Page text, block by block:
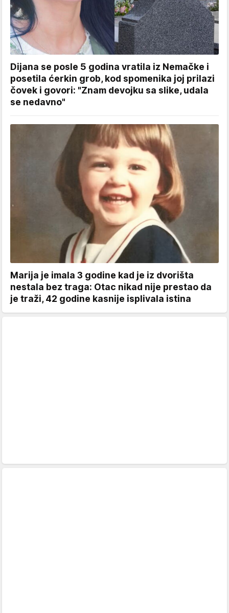
Dijana se posle 5 godina vratila iz Nemačke i
posetila ćerkin grob, kod spomenika joj prilazi
čovek i govori: "Znam devojku sa slike, udala
se nedavno"
Marija je imala 3 godine kad je iz dvorišta
nestala bez traga: Otac nikad nije prestao da
je traži, 42 godine kasnije isplivala istina